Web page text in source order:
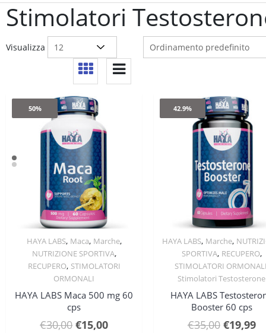
Stimolatori
Visualizza
50%
Quick View
HAYA LABS, Maca, Marche,
NUTRIZIONE SPORTIVA,
RECUPERO, STIMOLATORI
ORMONALI
HAYA LABS Maca 500 mg 60
cps
€30,00 Il
€15,00Il
42.9%
Quick View
HAYA LABS, Marche,
SPORTIVA, RECUPERO,
STIMOLATORI
Stimolatori Testosterone
HAYA LABS
Booster 60 cps
€35,00 Il
€19,99Il